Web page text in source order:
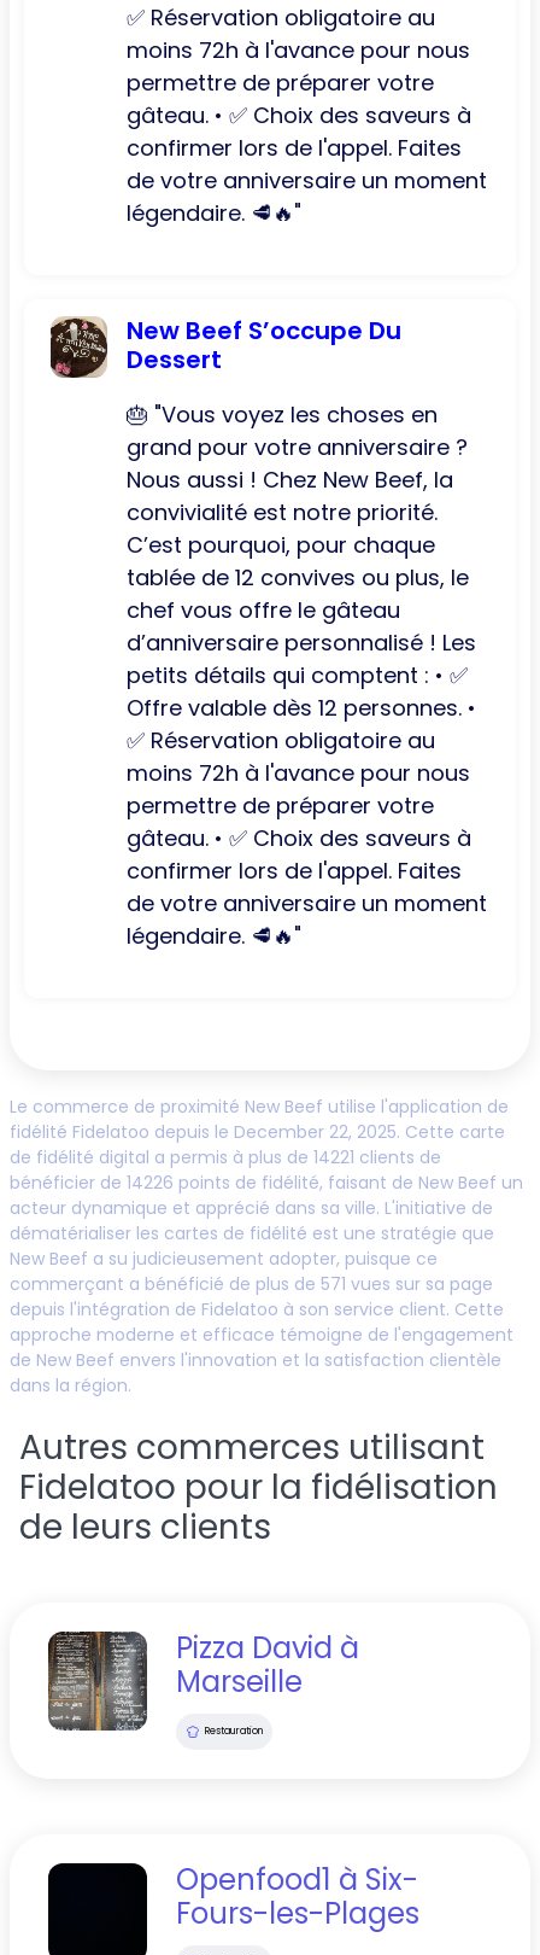
✅ Réservation obligatoire au
moins 72h à l'avance pour nous
permettre de préparer votre
gâteau. • ✅ Choix des saveurs à
confirmer lors de l'appel. Faites
de votre anniversaire un moment
légendaire. 🥩🔥"
New Beef S’occupe Du
Dessert
🎂 "Vous voyez les choses en
grand pour votre anniversaire ?
Nous aussi ! Chez New Beef, la
convivialité est notre priorité.
C’est pourquoi, pour chaque
tablée de 12 convives ou plus, le
chef vous offre le gâteau
d’anniversaire personnalisé ! Les
petits détails qui comptent : • ✅
Offre valable dès 12 personnes. •
✅ Réservation obligatoire au
moins 72h à l'avance pour nous
permettre de préparer votre
gâteau. • ✅ Choix des saveurs à
confirmer lors de l'appel. Faites
de votre anniversaire un moment
légendaire. 🥩🔥"
Le commerce de proximité New Beef utilise l'application de
fidélité Fidelatoo depuis le December 22, 2025. Cette carte
de fidélité digital a permis à plus de 14221 clients de
bénéficier de 14226 points de fidélité, faisant de New Beef un
acteur dynamique et apprécié dans sa ville. L'initiative de
dématérialiser les cartes de fidélité est une stratégie que
New Beef a su judicieusement adopter, puisque ce
commerçant a bénéficié de plus de 571 vues sur sa page
depuis l'intégration de Fidelatoo à son service client. Cette
approche moderne et efficace témoigne de l'engagement
de New Beef envers l'innovation et la satisfaction clientèle
dans la région.
Autres commerces utilisant
Fidelatoo pour la fidélisation
de leurs clients
Pizza David à
Marseille
Restauration
Openfood1 à Six-
Fours-les-Plages